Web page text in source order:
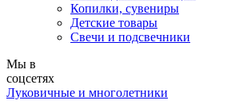
Копилки, сувениры
Детские товары
Свечи и подсвечники
Мы в
соцсетях
Луковичные и многолетники